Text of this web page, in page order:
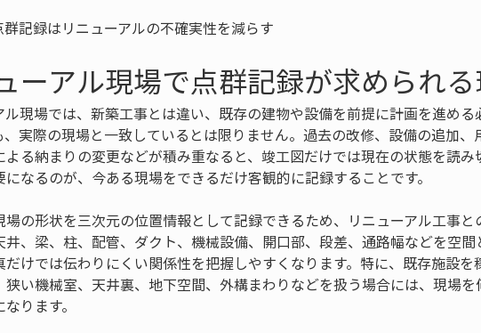
群記録はリニューアルの不確実性を減らす
ーアル現場で点群記録が求められ
ル現場では、新築工事とは違い、既存の建物や設備を前提に計画を進め
、実際の現場と一致しているとは限りません。過去の改修、設備の追加
よる納まりの変更などが積み重なると、竣工図だけでは現在の状態を読
になるのが、今ある現場をできるだけ客観的に記録することです。
場の形状を三次元の位置情報として記録できるため、リニューアル工事
井、梁、柱、配管、ダクト、機械設備、開口部、段差、通路幅などを空
だけでは伝わりにくい関係性を把握しやすくなります。特に、既存施設
狭い機械室、天井裏、地下空間、外構まわりなどを扱う場合には、現場
ります。